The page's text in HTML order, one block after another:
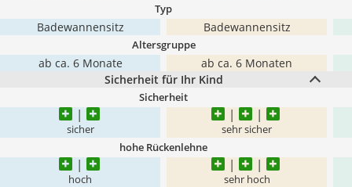
Typ
Badewannensitz Badewannensitz
Altersgruppe
ab ca. 6 Monate
ab ca. 6 Monaten
Sicherheit für Ihr Kind
Sicherheit
sicher sehr sicher
hohe Rückenlehne
hoch sehr hoch